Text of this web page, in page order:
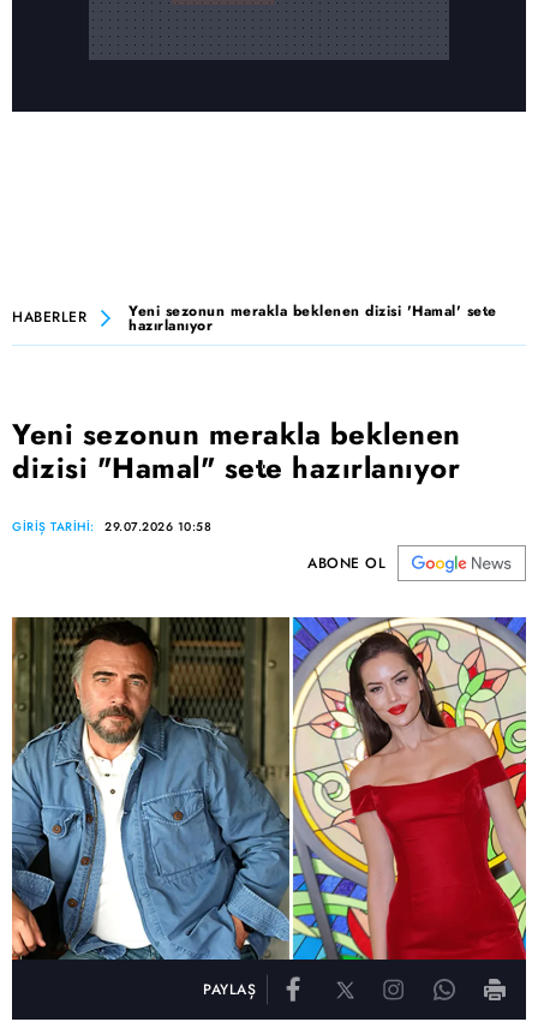
HABERLER Yeni sezonun merakla beklenen dizisi 'Hamal' sete
hazırlanıyor
Yeni sezonun merakla beklenen
dizisi "Hamal" sete hazırlanıyor
GİRİŞ TARİHİ: 29.07.2026 10:58
ABONE OL
PAYLAŞ